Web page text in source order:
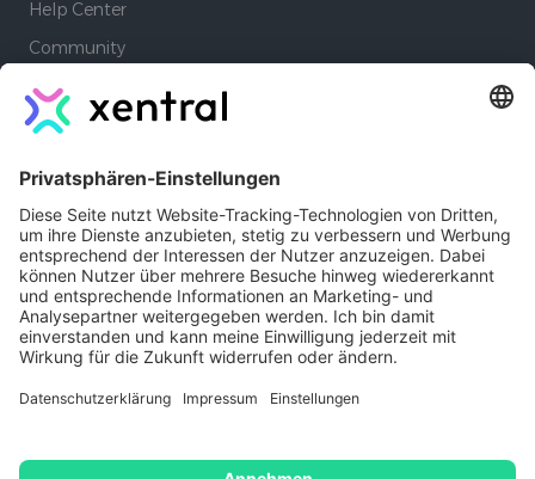
Help Center
Community
Academy
Lernpfade
Company
Autoren
Jobs
Kontakt
Xentral Erfahrungen
Copyright © 2026 - Xentral ERP